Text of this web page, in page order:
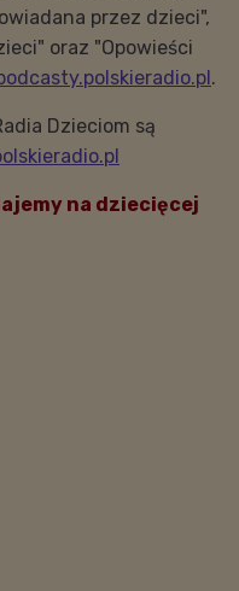
przez dzieci",
oraz "Opowieści
.
Dzieciom są
na dziecięcej